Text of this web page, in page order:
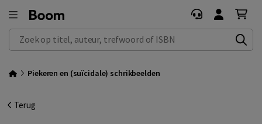
Zoek op titel, auteur, trefwoord of ISBN
Piekeren en (suïcidale) schrikbeelden
Terug